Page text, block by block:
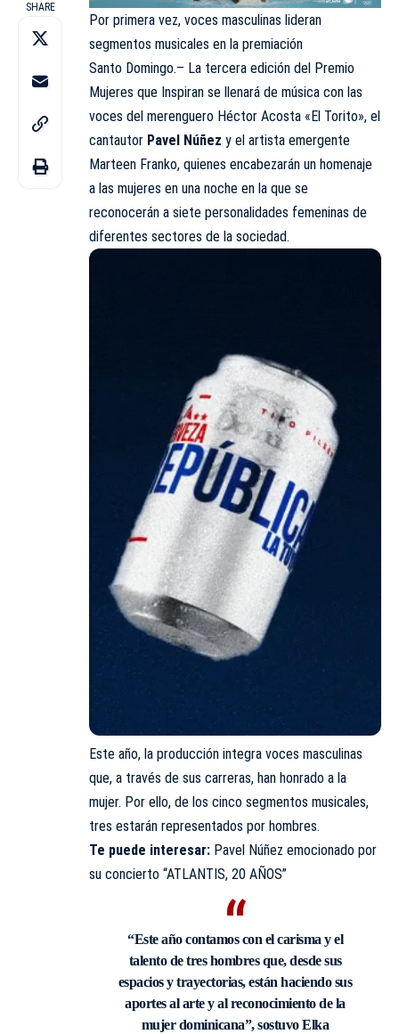
SHARE
Por primera vez, voces masculinas lideran
segmentos musicales en la premiación
Santo Domingo.– La tercera edición del Premio
Mujeres que Inspiran se llenará de música con las
voces del merenguero Héctor Acosta «El Torito», el
cantautor Pavel Núñez y el artista emergente
Marteen Franko, quienes encabezarán un homenaje
a las mujeres en una noche en la que se
reconocerán a siete personalidades femeninas de
diferentes sectores de la sociedad.
Este año, la producción integra voces masculinas
que, a través de sus carreras, han honrado a la
mujer. Por ello, de los cinco segmentos musicales,
tres estarán representados por hombres.
Te puede interesar: Pavel Núñez emocionado por
su concierto “ATLANTIS, 20 AÑOS”
“Este año contamos con el carisma y el
talento de tres hombres que, desde sus
espacios y trayectorias, están haciendo sus
aportes al arte y al reconocimiento de la
mujer dominicana”, sostuvo Elka